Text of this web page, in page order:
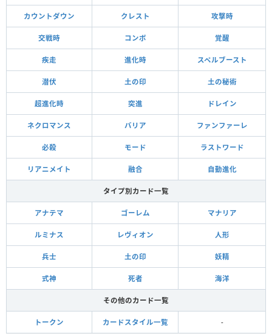
カウントダウン クレスト 攻撃時
交戦時 コンボ 覚醒
疾走 進化時 スペルブースト
潜伏 土の印 土の秘術
超進化時 突進 ドレイン
ネクロマンス バリア ファンファーレ
必殺 モード ラストワード
リアニメイト 融合 自動進化
タイプ別カード一覧
アナテマ ゴーレム マナリア
ルミナス レヴィオン 人形
兵士 土の印 妖精
式神 死者 海洋
その他のカード一覧
トークン カードスタイル一覧 -